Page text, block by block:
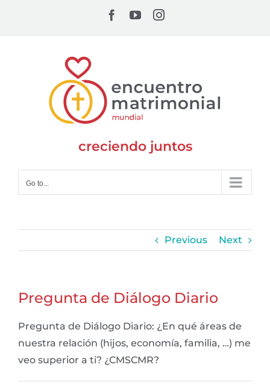
Facebook
YouTubeInstagram
creciendo juntos
Go to...
Previous Next
Pregunta de Diálogo Diario
Pregunta de Diálogo Diario: ¿En qué áreas de
nuestra relación (hijos, economía, familia, …) me
veo superior a ti? ¿CMSCMR?